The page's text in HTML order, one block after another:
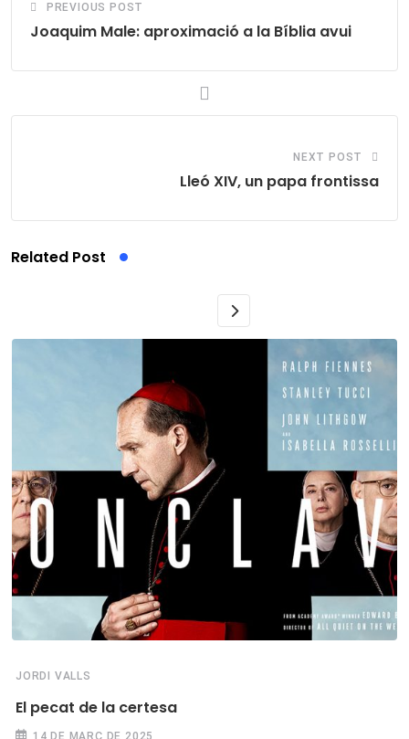
PREVIOUS POST
Joaquim Male: aproximació a la Bíblia avui
NEXT POST
Lleó XIV, un papa frontissa
Related Post
JORDI VALLS
El pecat de la certesa